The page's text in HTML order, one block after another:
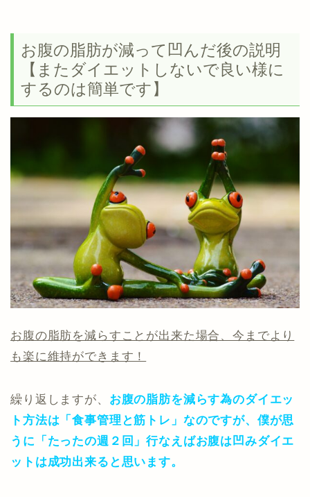
お腹の脂肪が減って凹んだ後の説明
【またダイエットしないで良い様に
するのは簡単です】
お腹の脂肪を減らすことが出来た場合、今までより
も楽に維持ができます！
繰り返しますが、 お腹の脂肪を減らす為のダイエッ
ト方法は「食事管理と筋トレ」なのですが、僕が思
うに「たったの週２回」行なえばお腹は凹みダイエ
ットは成功出来ると思います。